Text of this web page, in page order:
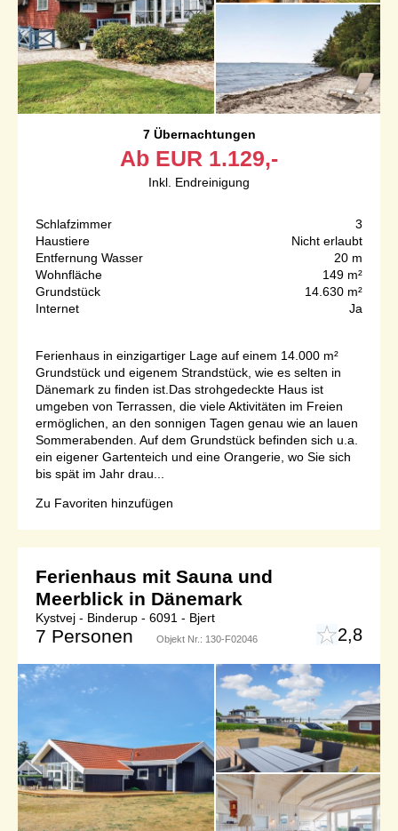
7 Übernachtungen
Ab EUR 1.129,-
Inkl. Endreinigung
Schlafzimmer
3
Haustiere
Nicht erlaubt
Entfernung Wasser
20 m
Wohnfläche
149 m²
Grundstück
14.630 m²
Internet
Ja
Ferienhaus in einzigartiger Lage auf einem 14.000 m²
Grundstück und eigenem Strandstück, wie es selten in
Dänemark zu finden ist.Das strohgedeckte Haus ist
umgeben von Terrassen, die viele Aktivitäten im Freien
ermöglichen, an den sonnigen Tagen genau wie an lauen
Sommerabenden. Auf dem Grundstück befinden sich u.a.
ein eigener Gartenteich und eine Orangerie, wo Sie sich
bis spät im Jahr drau...
Zu Favoriten hinzufügen
Ferienhaus mit Sauna und
Meerblick in Dänemark
Kystvej - Binderup - 6091 - Bjert
7 Personen Objekt Nr.: 130-F02046 2,8